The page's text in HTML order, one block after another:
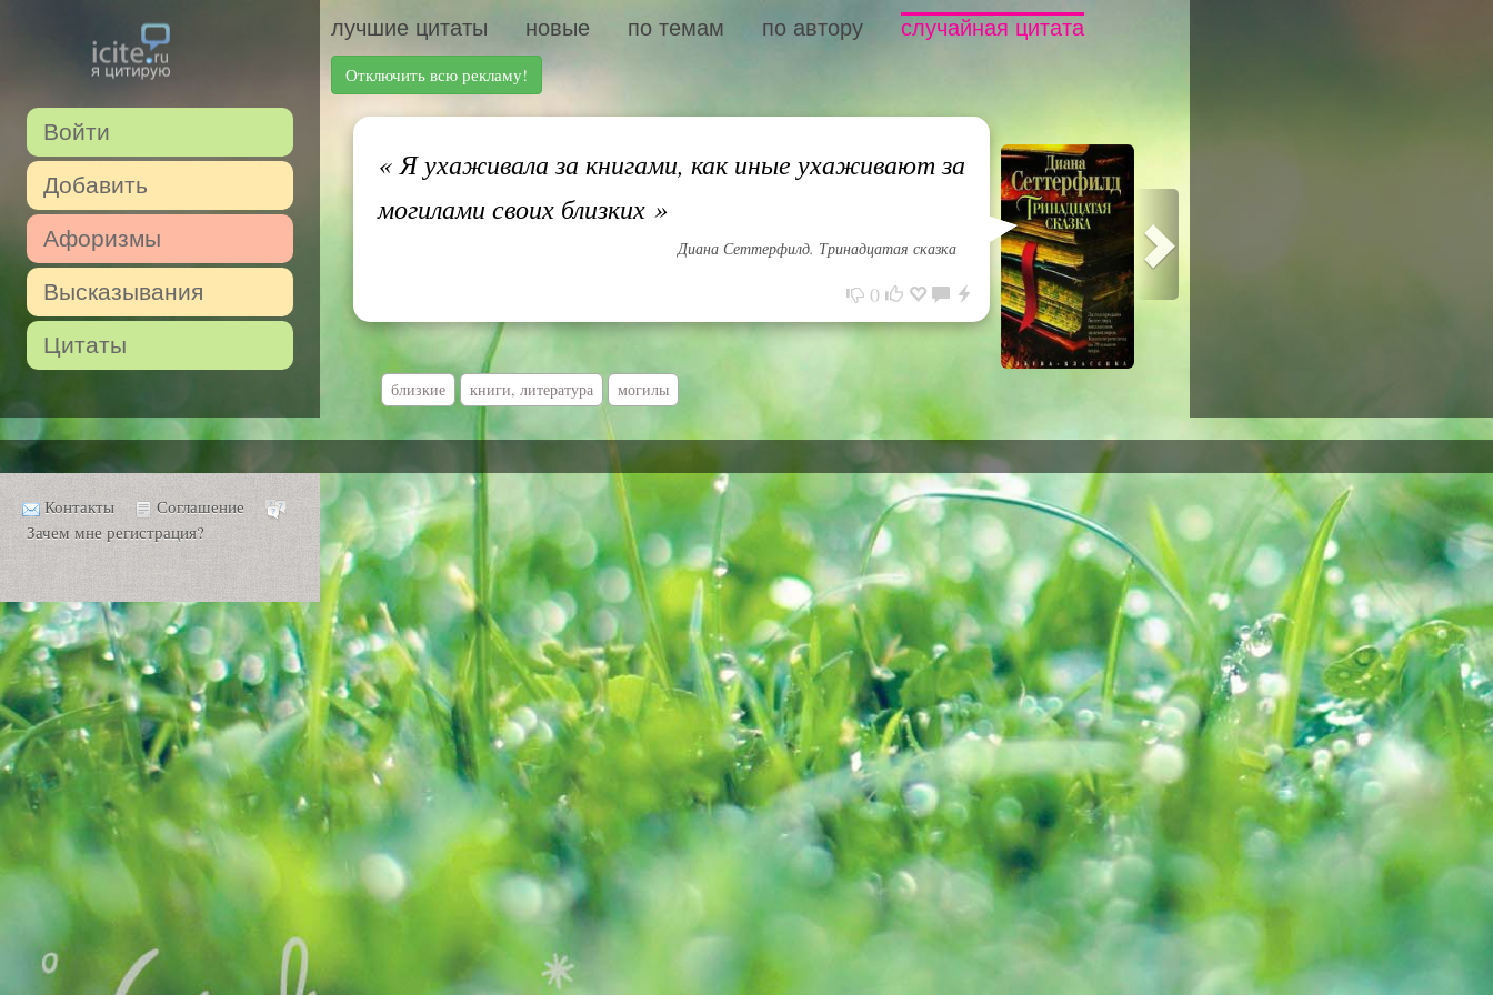
Войти
Добавить
Афоризмы
Высказывания
Цитаты
лучшие цитаты новые по темам по автору случайная цитата
Отключить всю рекламу!
«Я ухаживала за книгами, как иные ухаживают за
могилами своих близких »
Диана Сеттерфилд. Тринадцатая сказка
0
близкие книги, литература могилы
Контакты
Соглашение
Зачем мне регистрация?